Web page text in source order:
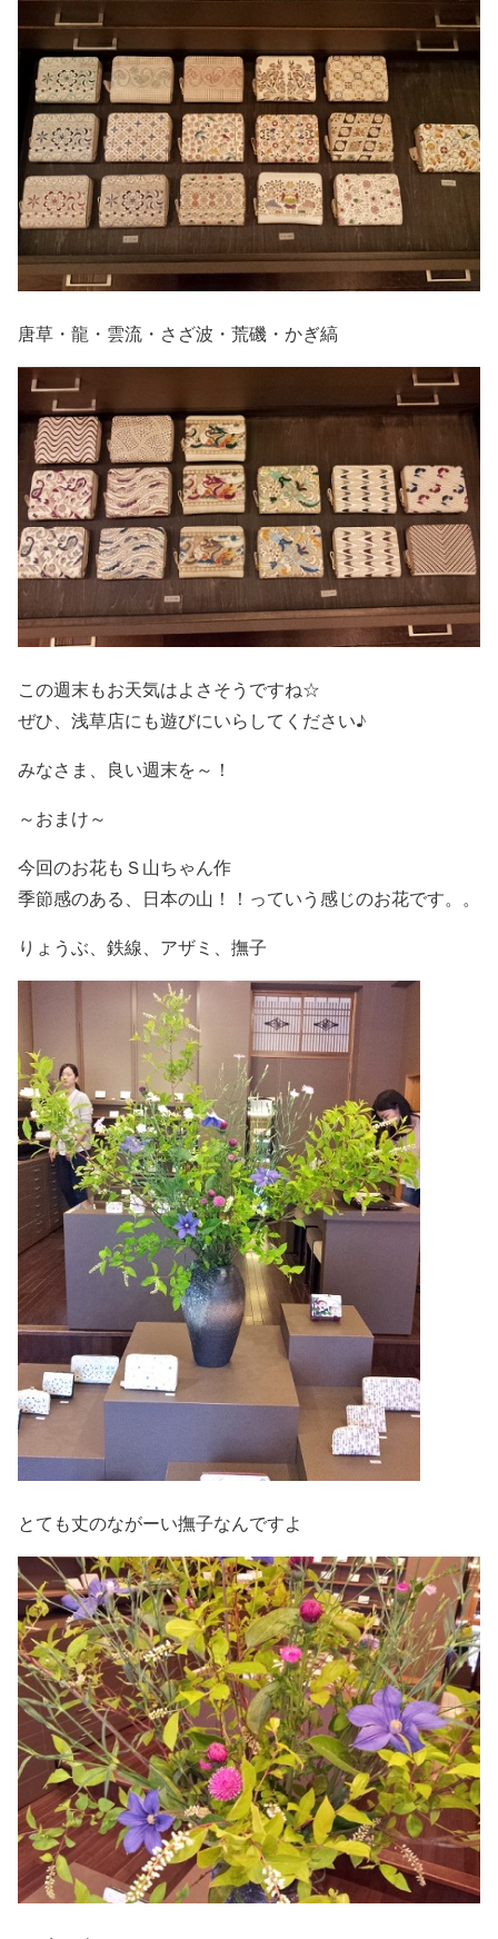
唐草・龍・雲流・さざ波・荒磯・かぎ縞
この週末もお天気はよさそうですね☆
ぜひ、浅草店にも遊びにいらしてください♪
みなさま、良い週末を～！
～おまけ～
今回のお花もＳ山ちゃん作
季節感のある、日本の山！！っていう感じのお花です。。
りょうぶ、鉄線、アザミ、撫子
とても丈のながーい撫子なんですよ